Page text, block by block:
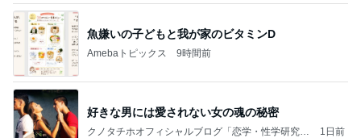
魚嫌いの子どもと我が家のビタミンD
Amebaトピックス 9時間前
好きな男には愛されない女の魂の秘密
クノタチホオフィシャルブログ「恋学・性学研究
1日前